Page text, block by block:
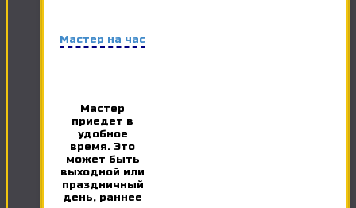
Мастер на час
Мастер
приедет в
удобное
время. Это
может быть
выходной или
праздничный
день, раннее